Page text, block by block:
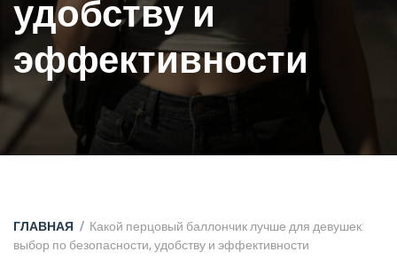
удобству и
эффективности
ГЛАВНАЯ
Какой перцовый баллончик лучше для девушек:
выбор по безопасности, удобству и эффективности